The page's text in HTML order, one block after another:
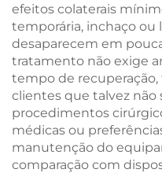
efeitos colaterais
temporária, inchaço ou
desaparecem em
tratamento não exige
tempo de recuperação,
clientes que talvez não
procedimentos
médicas ou
manutenção do
comparação com